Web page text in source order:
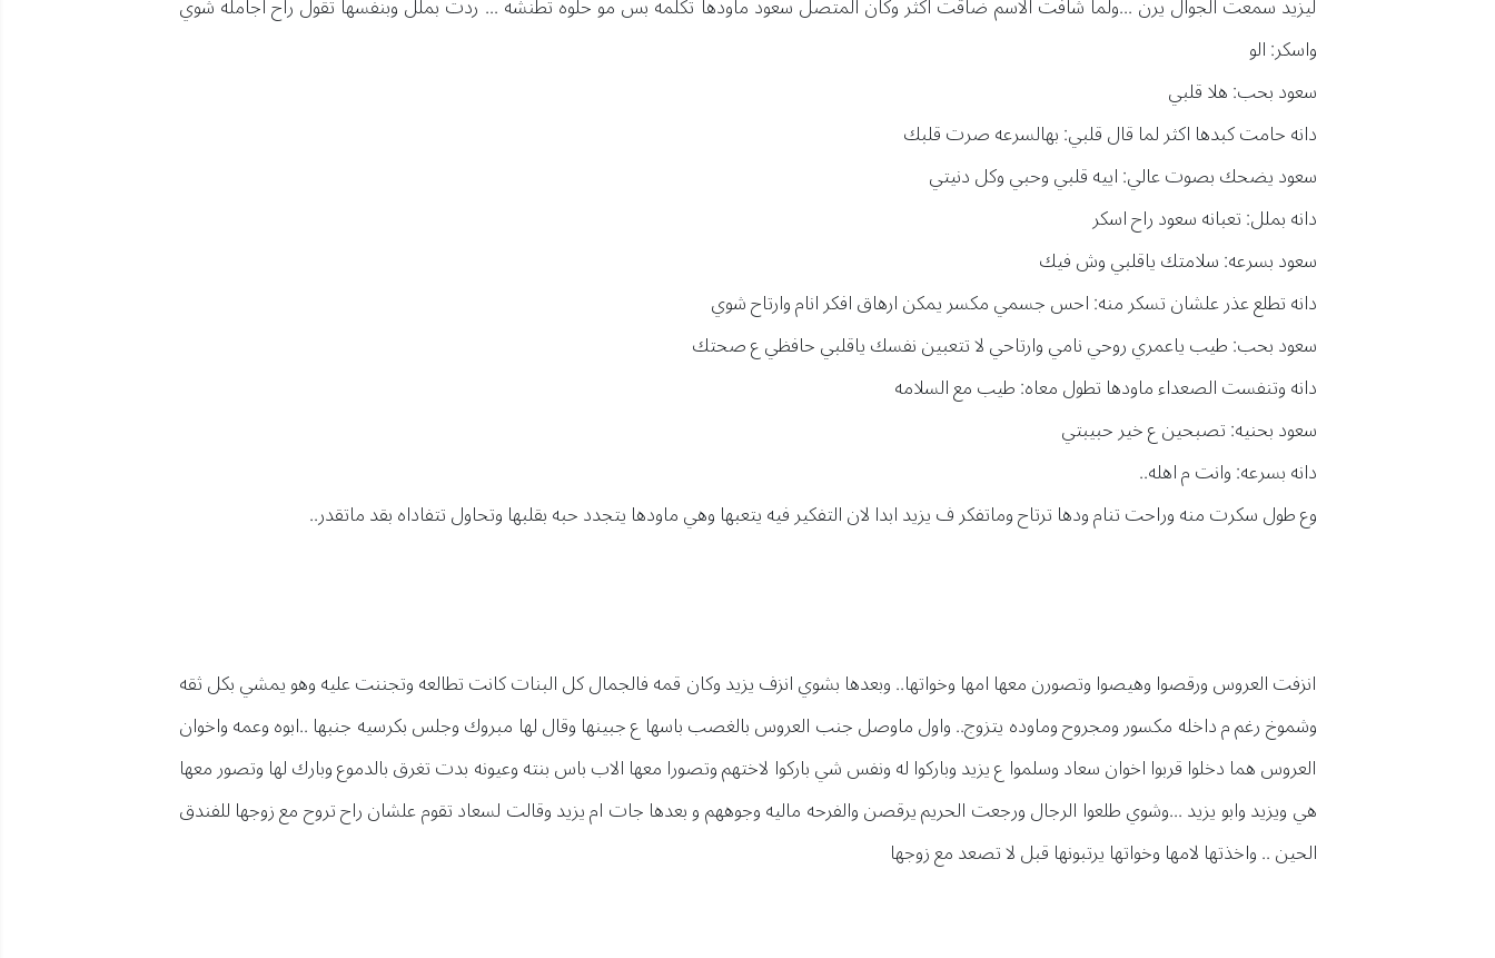
واسكر: الو
سعود بحب: هلا قلبي
دانه حامت كبدها اكثر لما قال قلبي: بهالسرعه صرت قلبك
سعود يضحك بصوت عالي: اييه قلبي وحبي وكل دنيتي
دانه بملل: تعبانه سعود راح اسكر
سعود بسرعه: سلامتك ياقلبي وش فيك
دانه تطلع عذر علشان تسكر منه: احس جسمي مكسر يمكن ارهاق افكر انام وارتاح شوي
سعود بحب: طيب ياعمري روحي نامي وارتاحي لا تتعبين نفسك ياقلبي حافظي ع صحتك
دانه وتنفست الصعداء ماودها تطول معاه: طيب مع السلامه
سعود بحنيه: تصبحين ع خير حبيبتي
دانه بسرعه: وانت م اهله..
وع طول سكرت منه وراحت تنام ودها ترتاح وماتفكر ف يزيد ابدا لان التفكير فيه يتعبها وهي ماودها يتجدد حبه بقلبها وتحاول تتفاداه بقد ماتقدر..
انزفت العروس ورقصوا وهيصوا وتصورن معها امها وخواتها.. وبعدها بشوي انزف يزيد وكان قمه فالجمال كل البنات كانت تطالعه وتجننت عليه وهو يمشي بكل ثقه
وشموخ رغم م داخله مكسور ومجروح وماوده يتزوج.. واول ماوصل جنب العروس بالغصب باسها ع جبينها وقال لها مبروك وجلس بكرسيه جنبها ..ابوه وعمه واخوان
العروس هما دخلوا قربوا اخوان سعاد وسلموا ع يزيد وباركوا له ونفس شي باركوا لاختهم وتصورا معها الاب باس بنته وعيونه بدت تغرق بالدموع وبارك لها وتصور معها
هي ويزيد وابو يزيد ...وشوي طلعوا الرجال ورجعت الحريم يرقصن والفرحه ماليه وجوههم و بعدها جات ام يزيد وقالت لسعاد تقوم علشان راح تروح مع زوجها للفندق
الحين .. واخذتها لامها وخواتها يرتبونها قبل لا تصعد مع زوجها